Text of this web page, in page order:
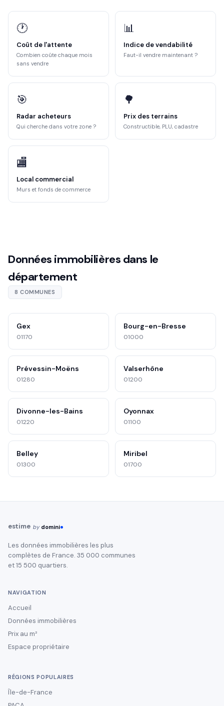
🕐
Coût de l'attente
Combien coûte chaque mois
sans vendre
📊
Indice de vendabilité
Faut-il vendre maintenant ?
🎯
Radar acheteurs
Qui cherche dans votre zone ?
🌳
Prix des terrains
Constructible, PLU, cadastre
🏬
Local commercial
Murs et fonds de commerce
Données immobilières dans le
département
8 COMMUNES
Gex
01170
Bourg-en-Bresse
01000
Prévessin-Moëns
01280
Valserhône
01200
Divonne-les-Bains
01220
Oyonnax
01100
Belley
01300
Miribel
01700
estime by domini
Les données immobilières les plus
complètes de France. 35 000 communes
et 15 500 quartiers.
NAVIGATION
Accueil
Données immobilières
Prix au m²
Espace propriétaire
RÉGIONS POPULAIRES
Île-de-France